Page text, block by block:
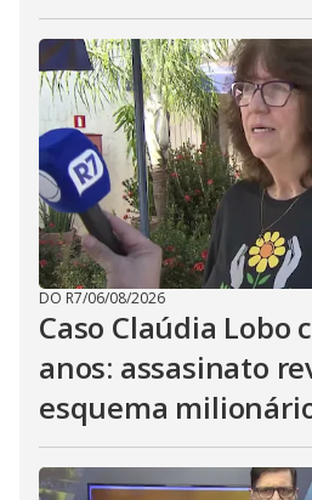
DO R7/06/08/2026
Caso Claúdia Lobo
anos: assasinato
esquema